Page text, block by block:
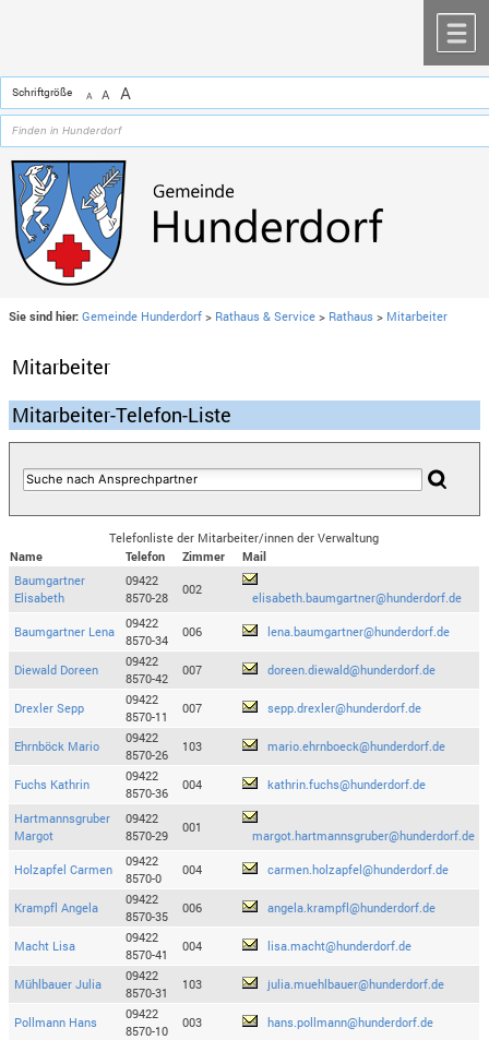
Schriftgröße A A A
Sie sind hier: Gemeinde Hunderdorf > Rathaus & Service > Rathaus > Mitarbeiter
Mitarbeiter
Mitarbeiter-Telefon-Liste
Telefonliste der Mitarbeiter/innen der Verwaltung
Name
Telefon Zimmer
Mail
Baumgartner
Elisabeth
09422
8570-28
002
elisabeth.baumgartner@hunderdorf.de
Baumgartner Lena
09422
8570-34
006 lena.baumgartner@hunderdorf.de
Diewald Doreen
09422
8570-42
007 doreen.diewald@hunderdorf.de
Drexler Sepp
09422
8570-11
007 sepp.drexler@hunderdorf.de
Ehrnböck Mario
09422
8570-26
103 mario.ehrnboeck@hunderdorf.de
Fuchs Kathrin
09422
8570-36
004 kathrin.fuchs@hunderdorf.de
Hartmannsgruber
Margot
09422
8570-29
001
margot.hartmannsgruber@hunderdorf.de
Holzapfel Carmen
09422
8570-0
004 carmen.holzapfel@hunderdorf.de
Krampfl Angela
09422
8570-35
006 angela.krampfl@hunderdorf.de
Macht Lisa
09422
8570-41
004 lisa.macht@hunderdorf.de
Mühlbauer Julia
09422
8570-31
103 julia.muehlbauer@hunderdorf.de
Pollmann Hans
09422
8570-10
003 hans.pollmann@hunderdorf.de